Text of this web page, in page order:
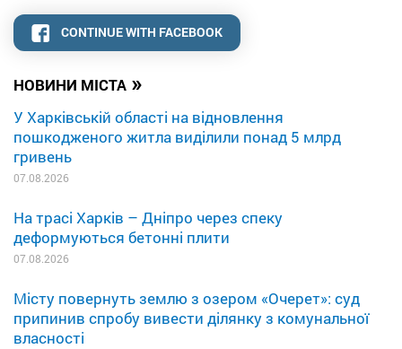
НОВИНИ МІСТА »
У Харківській області на відновлення
пошкодженого житла виділили понад 5 млрд
гривень
07.08.2026
На трасі Харків – Дніпро через спеку
деформуються бетонні плити
07.08.2026
Місту повернуть землю з озером «Очерет»: суд
припинив спробу вивести ділянку з комунальної
власності
CONTINUE WITH FACEBOOK